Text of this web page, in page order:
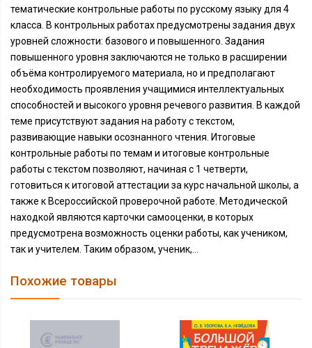
тематические контрольные работы по русскому языку для 4
класса. В контрольных работах предусмотрены задания двух
уровней сложности: базового и повышенного. Задания
повышенного уровня заключаются не только в расширении
объёма контролируемого материала, но и предполагают
необходимость проявления учащимися интеллектуальных
способностей и высокого уровня речевого развития. В каждой
теме присутствуют задания на работу с текстом,
развивающие навыки осознанного чтения. Итоговые
контрольные работы по темам и итоговые контрольные
работы с текстом позволяют, начиная с 1 четверти,
готовиться к итоговой аттестации за курс начальной школы, а
также к Всероссийской проверочной работе. Методической
находкой являются карточки самооценки, в которых
предусмотрена возможность оценки работы, как учеником,
так и учителем. Таким образом, ученик,...
Похожие товары